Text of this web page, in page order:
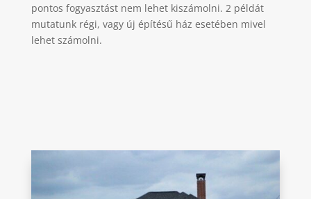
pontos fogyasztást nem lehet kiszámolni. 2 példát
mutatunk régi, vagy új építésű ház esetében mivel
lehet számolni.